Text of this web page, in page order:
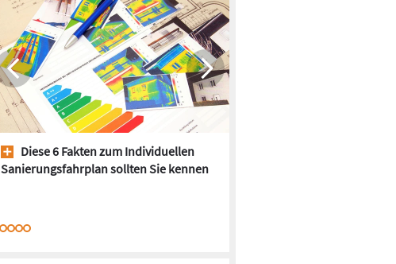
Diese 6 Fakten zum Individuellen
Sanierungsfahrplan sollten Sie kennen